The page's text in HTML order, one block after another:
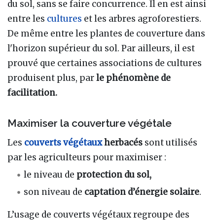
du sol, sans se faire concurrence. Il en est ainsi
entre les cultures et les arbres agroforestiers.
De même entre les plantes de couverture dans
l'horizon supérieur du sol. Par ailleurs, il est
prouvé que certaines associations de cultures
produisent plus, parle phénomène de
facilitation.
Maximiser la couverture végétale
Les couverts végétauxherbacés sont utilisés
par les agriculteurs pour maximiser :
le niveau de protection du sol,
son niveau de captation d’énergie solaire.
L’usage de couverts végétaux regroupe des